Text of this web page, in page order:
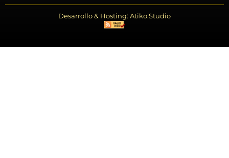
Desarrollo & Hosting: Atiko.Studio